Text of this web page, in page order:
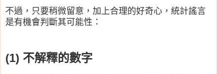
不過，只要稍微留意，加上合理的好奇心，統計謠言
是有機會判斷其可能性：
(1) 不解釋的數字